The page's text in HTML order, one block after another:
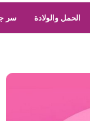
الحمل والولادة سر